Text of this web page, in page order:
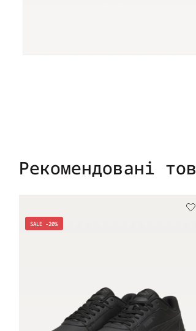
Рекомендовані
SALE -20%